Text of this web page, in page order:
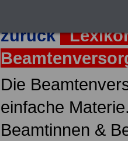
zurück
Die
einfache
Beamtinnen &